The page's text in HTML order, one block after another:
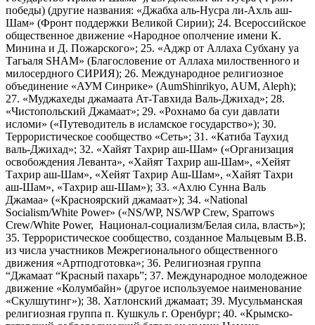
победы) (другие названия: «Джабха аль-Нусра ли-Ахль аш-
Шам» (Фронт поддержки Великой Сирии); 24. Всероссийское
общественное движение «Народное ополчение имени К.
Минина и Д. Пожарского»; 25. «Аджр от Аллаха Субхану уа
Тагьаля SHAM» (Благословение от Аллаха милоственного и
милосердного СИРИЯ); 26. Международное религиозное
объединение «АУМ Синрике» (AumShinrikyo, AUM, Aleph);
27. «Муджахеды джамаата Ат-Тавхида Валь-Джихад»; 28.
«Чистопольский Джамаат»; 29. «Рохнамо ба суи давлати
исломи» («Путеводитель в исламское государство»); 30.
Террористическое сообщество «Сеть»; 31. «Катиба Таухид
валь-Джихад»; 32. «Хайят Тахрир аш-Шам» («Организация
освобождения Леванта», «Хайят Тахрир аш-Шам», «Хейят
Тахрир аш-Шам», «Хейят Тахрир Аш-Шам», «Хайят Тахри
аш-Шам», «Тахрир аш-Шам»); 33. «Ахлю Сунна Валь
Джамаа» («Красноярский джамаат»); 34. «National
Socialism/White Power» («NS/WP, NS/WP Crew, Sparrows
Crew/White Power, Национал-социализм/Белая сила, власть»);
35. Террористическое сообщество, созданное Мальцевым В.В.
из числа участников Межрегионального общественного
движения «Артподготовка»; 36. Религиозная группа
“Джамаат “Красный пахарь”; 37. Международное молодежное
движение «Колумбайн» (другое используемое наименование
«Скулшутинг»); 38. Хатлонский джамаат; 39. Мусульманская
религиозная группа п. Кушкуль г. Оренбург; 40. «Крымско-